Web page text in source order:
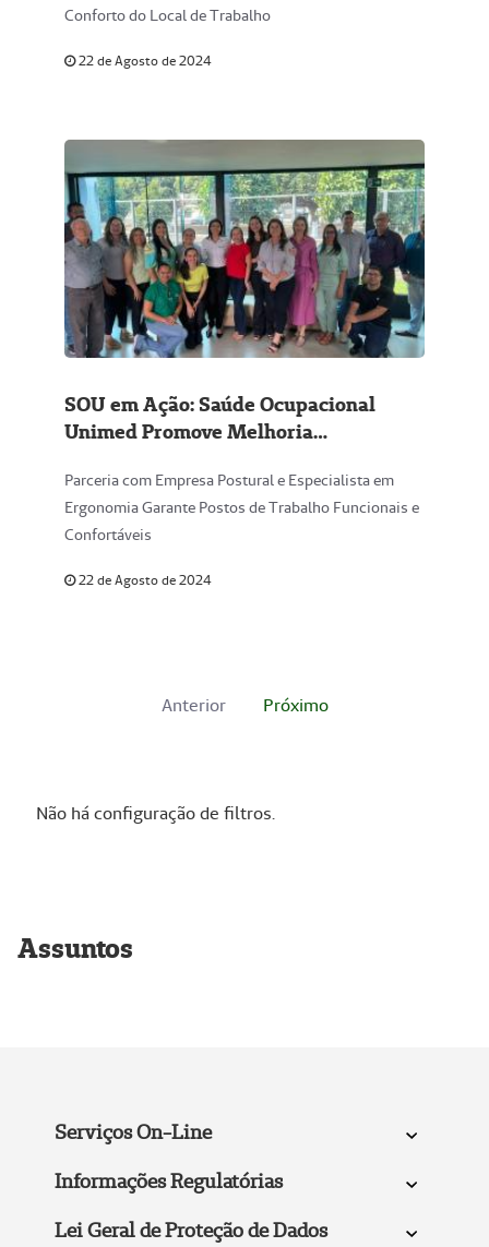
Conforto do Local de Trabalho
22 de Agosto de 2024
SOU em Ação: Saúde Ocupacional
Unimed Promove Melhoria
Iturama
Parceria com Empresa Postural e Especialista em
Ergonomia Garante Postos de Trabalho Funcionais e
Confortáveis
22 de Agosto de 2024
Anterior Próximo
Não há configuração de filtros.
Assuntos
Serviços On-Line
Informações Regulatórias
Lei Geral de Proteção de Dados